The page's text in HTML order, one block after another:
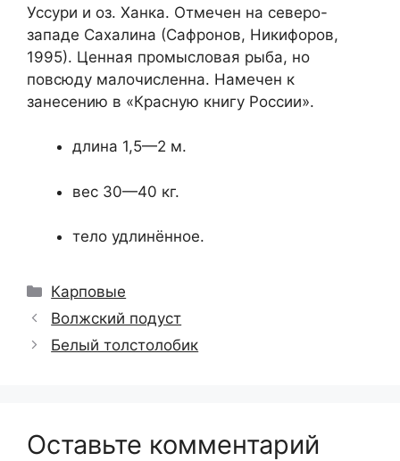
Уссури и оз. Ханка. Отмечен на северо-
западе Сахалина (Сафронов, Никифоров,
1995). Ценная промысловая рыба, но
повсюду малочисленна. Намечен к
занесению в «Красную книгу России».
длина 1,5—2 м.
вес 30—40 кг.
тело удлинённое.
Рубрики
Карповые
Волжский подуст
Белый толстолобик
Оставьте комментарий